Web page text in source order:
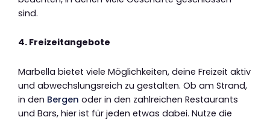
sind.
4. Freizeitangebote
Marbella bietet viele Möglichkeiten, deine Freizeit aktiv
und abwechslungsreich zu gestalten. Ob am Strand,
in den Bergen oder in den zahlreichen Restaurants
und Bars, hier ist für jeden etwas dabei. Nutze die